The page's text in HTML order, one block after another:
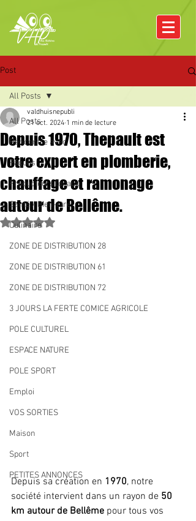
Post
All Posts
Rencontre avec
Pâques
Producteurs locaux
Santé / Bien-être
Culinaire
ZONE DE DISTRIBUTION 28
ZONE DE DISTRIBUTION 61
ZONE DE DISTRIBUTION 72
3 JOURS LA FERTE COMICE AGRICOLE
POLE CULTUREL
ESPACE NATURE
POLE SPORT
Emploi
VOS SORTIES
Maison
Sport
PETITES ANNONCES
All Posts
Depuis 1970, Thepault est
votre expert en plomberie,
chauffage et ramonage
autour de Bellême.
valdhuisnepubli
21 oct. 2024 1 min de lecture
Noté NaN étoiles sur 5.
Depuis sa création en 1970, notre
société intervient dans un rayon de 50
km autour de Bellême pour tous vos